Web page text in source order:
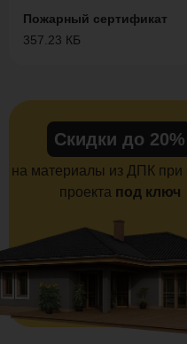
Пожарный сертификат
357.23 КБ
Скидки до 20%
на материалы из ДПК при
проекта под ключ